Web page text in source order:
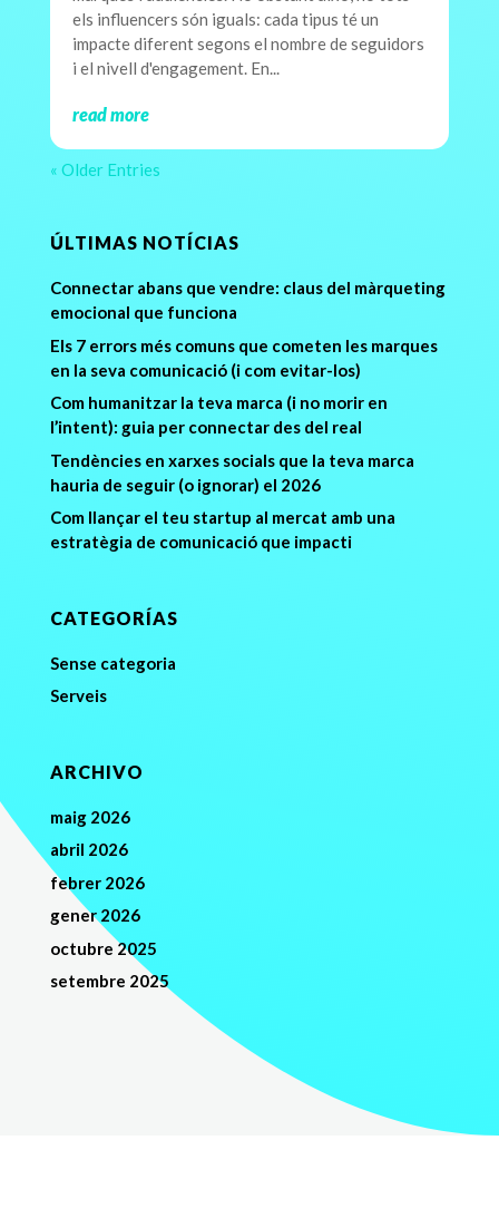
els influencers són iguals: cada tipus té un
impacte diferent segons el nombre de seguidors
i el nivell d'engagement. En...
read more
« Older Entries
ÚLTIMAS NOTÍCIAS
Connectar abans que vendre: claus del màrqueting
emocional que funciona
Els 7 errors més comuns que cometen les marques
en la seva comunicació (i com evitar-los)
Com humanitzar la teva marca (i no morir en
l’intent): guia per connectar des del real
Tendències en xarxes socials que la teva marca
hauria de seguir (o ignorar) el 2026
Com llançar el teu startup al mercat amb una
estratègia de comunicació que impacti
CATEGORÍAS
Sense categoria
Serveis
ARCHIVO
maig 2026
abril 2026
febrer 2026
gener 2026
octubre 2025
setembre 2025